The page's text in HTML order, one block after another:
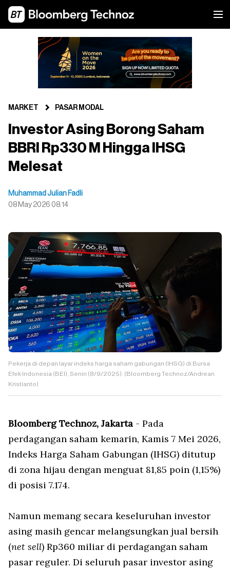
MARKET PASAR MODAL
Investor Asing Borong Saham
BBRI Rp330 M Hingga IHSG
Melesat
Muhammad Julian Fadli
08 May 2026 08:14
Pekerja di depan layar indeks harga saham gabungan (IHSG) di Bursa
Efek Indonesia (BEI), Senin (8/9/2025). (Bloomberg Technoz/Andrean
Kristianto)
Bloomberg Technoz, Jakarta - Pada
perdagangan saham kemarin, Kamis 7 Mei 2026,
Indeks Harga Saham Gabungan (IHSG) ditutup
di zona hijau dengan menguat 81,85 poin (1,15%)
di posisi 7.174.
Namun memang secara keseluruhan investor
asing masih gencar melangsungkan jual bersih
(net sell) Rp360 miliar di perdagangan saham
pasar reguler. Di seluruh pasar investor asing